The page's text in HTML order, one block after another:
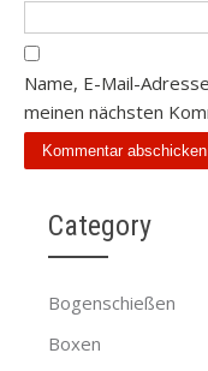
Name, E-Mail-
meinen nächsten
Category
Bogenschießen
Boxen